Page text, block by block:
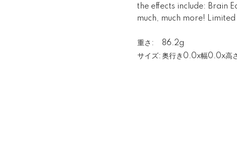
the effects include: Brain
much, much more!
重さ:
86.2g
サイズ:奥行き0.0x幅0.0x高